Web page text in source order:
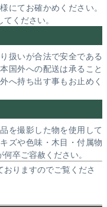
にてお確かめください。
ください。
扱いが合法で安全である
国外への配送は承ること
へ持ち出す事もお止めく
を撮影した物を使用して
ズや色味・木目・付属物
卒ご容赦ください。
りますのでご覧くださ